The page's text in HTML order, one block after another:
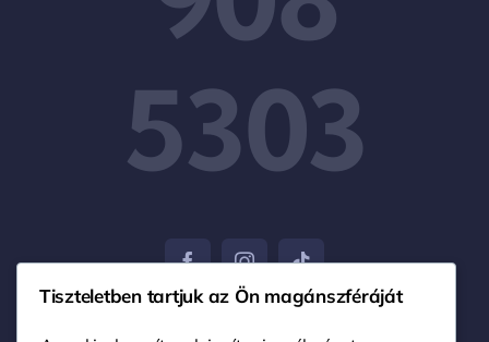
5303
Tiszteletben tartjuk az Ön magánszféráját